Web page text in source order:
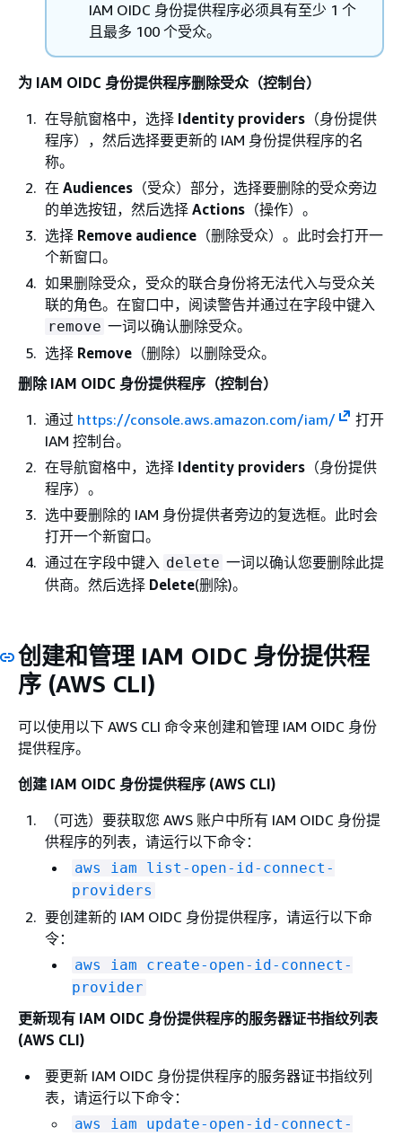
IAM OIDC 身份提供程序必须具有至少 1 个
且最多 100 个受众。
为 IAM OIDC 身份提供程序删除受众（控制台）
在导航窗格中，选择 Identity providers （身份提供
程序），然后选择要更新的 IAM 身份提供程序的名
称。
在 Audiences （受众）部分，选择要删除的受众旁边
的单选按钮，然后选择 Actions （操作）。
选择 Remove audience （删除受众）。此时会打开一
个新窗口。
如果删除受众，受众的联合身份将无法代入与受众关
联的角色。在窗口中，阅读警告并通过在字段中键入
remove 一词以确认删除受众。
选择 Remove （删除）以删除受众。
删除 IAM OIDC 身份提供程序（控制台）
通过 https://console.aws.amazon.com/iam/
打开
IAM 控制台。
在导航窗格中，选择 Identity providers （身份提供
程序）。
选中要删除的 IAM 身份提供者旁边的复选框。此时会
打开一个新窗口。
通过在字段中键入 delete 一词以确认您要删除此提
供商。然后选择 Delete(删除)。
创建和管理 IAM OIDC 身份提供程
序 (AWS CLI)
可以使用以下 AWS CLI 命令来创建和管理 IAM OIDC 身份
提供程序。
创建 IAM OIDC 身份提供程序 (AWS CLI)
（可选）要获取您 AWS 账户中所有 IAM OIDC 身份提
供程序的列表，请运行以下命令：
aws iam list-open-id-connect-
providers
要创建新的 IAM OIDC 身份提供程序，请运行以下命
令：
aws iam create-open-id-connect-
provider
更新现有 IAM OIDC 身份提供程序的服务器证书指纹列表
(AWS CLI)
要更新 IAM OIDC 身份提供程序的服务器证书指纹列
表，请运行以下命令：
aws iam update-open-id-connect-